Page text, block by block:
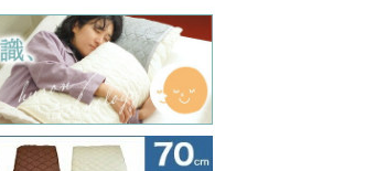
既成カーテンのサイズ
遮光カーテン
レース・シアーカーテン
Disney ディズニーカーテ
ン
MOOMIN ムーミンカーテ
ン
PEANUTS ピーナツカー
テン (SNOOPY スヌーピ
ー)
美容・化粧品
シルク寝具・雑貨
HURONテクノロジー リ
カバリー寝具
ソファカバー
ひざ掛け
パジャマ
クッション
玄関・フロアーマット
ペット用ベッド
インテリア
その他寝具雑貨